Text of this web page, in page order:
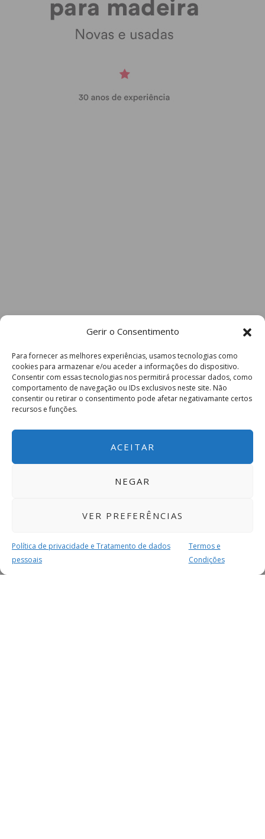
Gerir o Consentimento
Para fornecer as melhores experiências, usamos tecnologias como
cookies para armazenar e/ou aceder a informações do dispositivo.
Consentir com essas tecnologias nos permitirá processar dados, como
comportamento de navegação ou IDs exclusivos neste site. Não
consentir ou retirar o consentimento pode afetar negativamante certos
recursos e funções.
ACEITAR
NEGAR
VER PREFERÊNCIAS
Política de privacidade e Tratamento de dados
pessoais
Termos e
Condições